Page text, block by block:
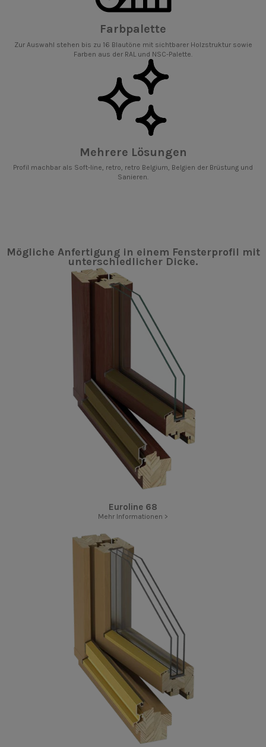
Farbpalette
Zur Auswahl stehen bis zu 16 Blautöne mit sichtbarer Holzstruktur sowie
Farben aus der RAL und NSC-Palette.
Mehrere Lösungen
Profil machbar als Soft-line, retro, retro Belgium, Belgien der Brüstung und
Sanieren.
Mögliche Anfertigung in einem Fensterprofil mit
unterschiedlicher Dicke.
Euroline 68
Mehr Informationen >